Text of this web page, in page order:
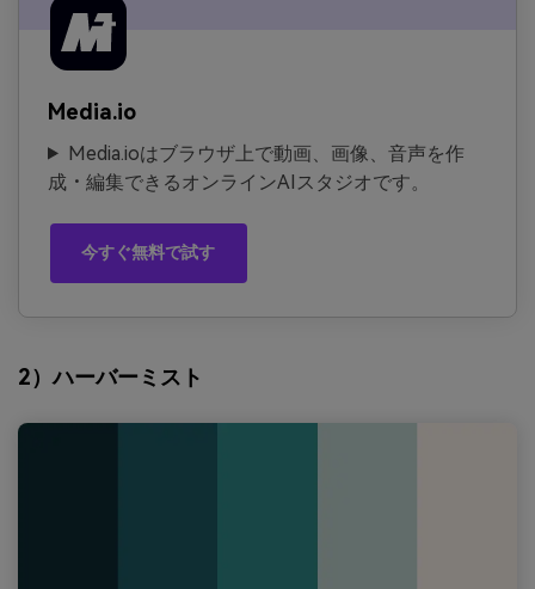
Media.io
Media.ioはブラウザ上で動画、画像、音声を作
成・編集できるオンラインAIスタジオです。
今すぐ無料で試す
2）ハーバーミスト